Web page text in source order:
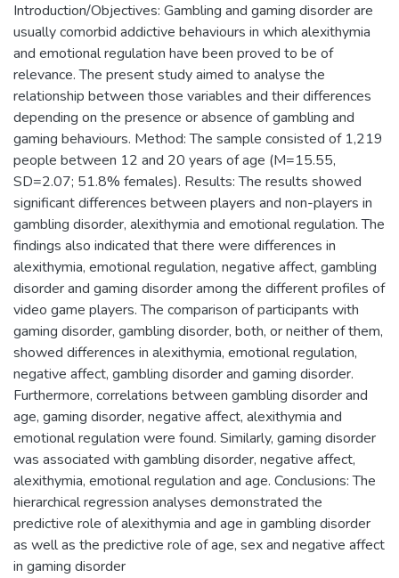
Introduction/Objectives: Gambling and gaming disorder are
usually comorbid addictive behaviours in which alexithymia
and emotional regulation have been proved to be of
relevance. The present study aimed to analyse the
relationship between those variables and their differences
depending on the presence or absence of gambling and
gaming behaviours. Method: The sample consisted of 1,219
people between 12 and 20 years of age (M=15.55,
SD=2.07; 51.8% females). Results: The results showed
significant differences between players and non-players in
gambling disorder, alexithymia and emotional regulation. The
findings also indicated that there were differences in
alexithymia, emotional regulation, negative affect, gambling
disorder and gaming disorder among the different profiles of
video game players. The comparison of participants with
gaming disorder, gambling disorder, both, or neither of them,
showed differences in alexithymia, emotional regulation,
negative affect, gambling disorder and gaming disorder.
Furthermore, correlations between gambling disorder and
age, gaming disorder, negative affect, alexithymia and
emotional regulation were found. Similarly, gaming disorder
was associated with gambling disorder, negative affect,
alexithymia, emotional regulation and age. Conclusions: The
hierarchical regression analyses demonstrated the
predictive role of alexithymia and age in gambling disorder
as well as the predictive role of age, sex and negative affect
in gaming disorder